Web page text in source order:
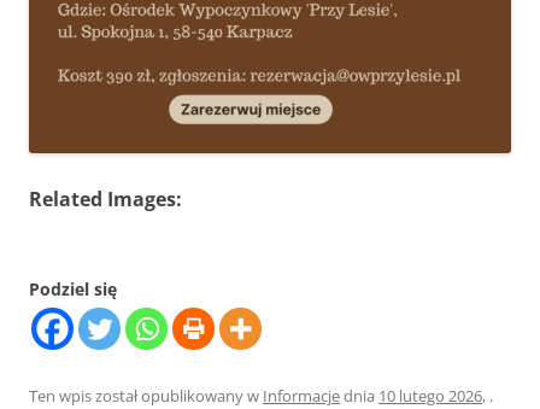
Related Images:
Podziel się
Ten wpis został opublikowany w Informacjednia 10 lutego 2026, .